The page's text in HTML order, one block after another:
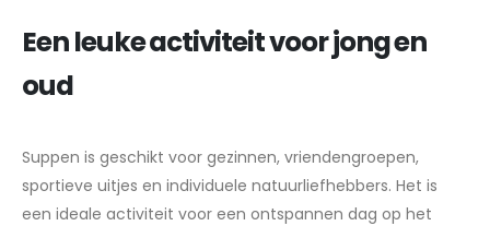
Een leuke activiteit voor jong en
oud
Suppen is geschikt voor gezinnen, vriendengroepen,
sportieve uitjes en individuele natuurliefhebbers. Het is
een ideale activiteit voor een ontspannen dag op het